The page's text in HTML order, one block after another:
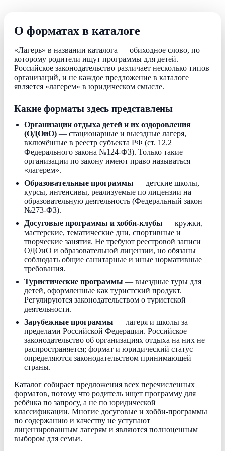
О форматах в каталоге
«Лагерь» в названии каталога — обиходное слово, по
которому родители ищут программы для детей.
Российское законодательство различает несколько типов
организаций, и не каждое предложение в каталоге
является «лагерем» в юридическом смысле.
Какие форматы здесь представлены
Организации отдыха детей и их оздоровления
(ОДОиО) — стационарные и выездные лагеря,
включённые в реестр субъекта РФ (ст. 12.2
Федерального закона №124-ФЗ). Только такие
организации по закону имеют право называться
«лагерем».
Образовательные программы — детские школы,
курсы, интенсивы, реализуемые по лицензии на
образовательную деятельность (Федеральный закон
№273-ФЗ).
Досуговые программы и хобби-клубы — кружки,
мастерские, тематические дни, спортивные и
творческие занятия. Не требуют реестровой записи
ОДОиО и образовательной лицензии, но обязаны
соблюдать общие санитарные и иные нормативные
требования.
Туристические программы — выездные туры для
детей, оформленные как туристский продукт.
Регулируются законодательством о туристской
деятельности.
Зарубежные программы — лагеря и школы за
пределами Российской Федерации. Российское
законодательство об организациях отдыха на них не
распространяется; формат и юридический статус
определяются законодательством принимающей
страны.
Каталог собирает предложения всех перечисленных
форматов, потому что родитель ищет программу для
ребёнка по запросу, а не по юридической
классификации. Многие досуговые и хобби-программы
по содержанию и качеству не уступают
лицензированным лагерям и являются полноценным
выбором для семьи.